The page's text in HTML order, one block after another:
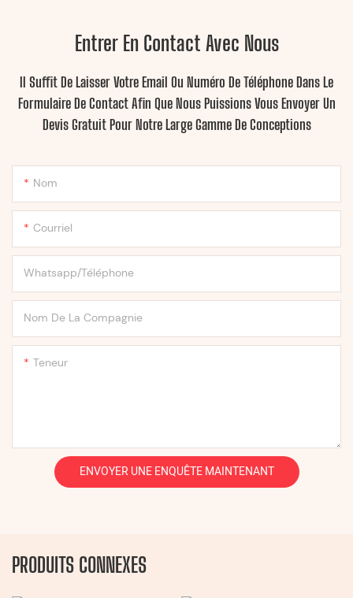
Entrer En Contact Avec Nous
Il Suffit De Laisser Votre Email Ou Numéro De Téléphone Dans Le
Formulaire De Contact Afin Que Nous Puissions Vous Envoyer Un
Devis Gratuit Pour Notre Large Gamme De Conceptions
Nom
Courriel
Whatsapp/Téléphone
Nom De La Compagnie
Teneur
ENVOYER UNE ENQUÊTE MAINTENANT
PRODUITS CONNEXES